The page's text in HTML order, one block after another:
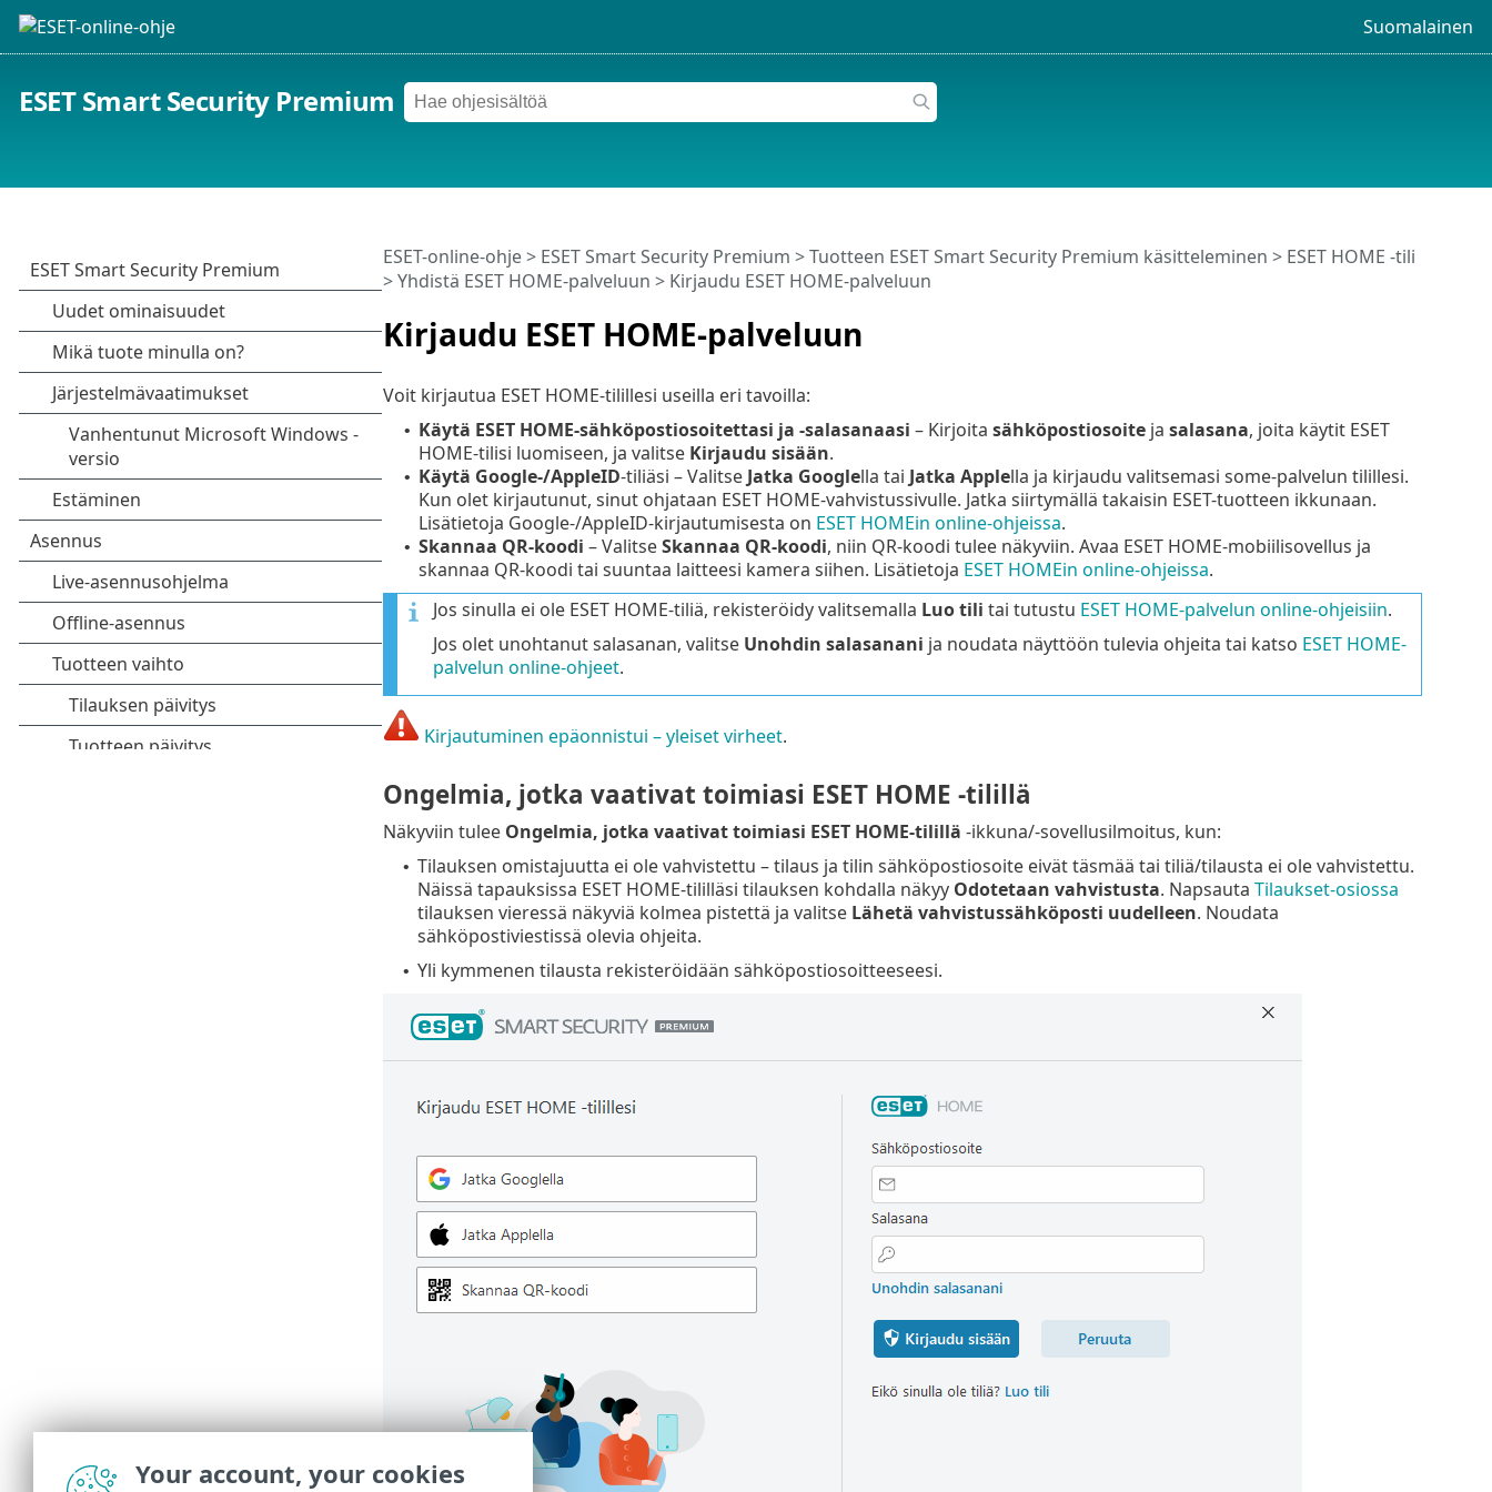
Suomalainen
ESET Smart Security Premium
Kirjaudu ESET HOME-palveluun
ESET-online-ohje> ESET Smart Security Premium >Tuotteen ESET Smart Security Premium käsitteleminen > ESET HOME -tili
>Yhdistä ESET HOME-palveluun > Kirjaudu ESET HOME-palveluun
Voit kirjautua ESET HOME-tilillesi useilla eri tavoilla:
• Käytä ESET HOME-sähköpostiosoitettasi ja -salasanaasi – Kirjoita sähköpostiosoiteja salasana, joita käytit ESET
HOME-tilisi luomiseen, ja valitse Kirjaudu sisään.
• Käytä Google-/AppleID-tiliäsi – Valitse Jatka Googlella tai Jatka Applella ja kirjaudu valitsemasi some-palvelun tilillesi.
Kun olet kirjautunut, sinut ohjataan ESET HOME-vahvistussivulle. Jatka siirtymällä takaisin ESET-tuotteen ikkunaan.
Lisätietoja Google-/AppleID-kirjautumisesta on ESET HOMEin online-ohjeissa.
• Skannaa QR-koodi – ValitseSkannaa QR-koodi, niin QR-koodi tulee näkyviin. Avaa ESET HOME-mobiilisovellus ja
skannaa QR-koodi tai suuntaa laitteesi kamera siihen. Lisätietoja ESET HOMEin online-ohjeissa.
Jos sinulla ei ole ESET HOME-tiliä, rekisteröidy valitsemalla Luo tili tai tutustu ESET HOME-palvelun online-ohjeisiin.
Jos olet unohtanut salasanan, valitse Unohdin salasanani ja noudata näyttöön tulevia ohjeita tai katso ESET HOME-
palvelun online-ohjeet.
Kirjautuminen epäonnistui – yleiset virheet.
Ongelmia, jotka vaativat toimiasi ESET HOME -tilillä
Näkyviin tulee Ongelmia, jotka vaativat toimiasi ESET HOME-tilillä -ikkuna/-sovellusilmoitus, kun:
• Tilauksen omistajuutta ei ole vahvistettu – tilaus ja tilin sähköpostiosoite eivät täsmää tai tiliä/tilausta ei ole vahvistettu.
Näissä tapauksissa ESET HOME-tililläsi tilauksen kohdalla näkyy Odotetaan vahvistusta. Napsauta Tilaukset-osiossa
tilauksen vieressä näkyviä kolmea pistettä ja valitse Lähetä vahvistussähköposti uudelleen. Noudata
sähköpostiviestissä olevia ohjeita.
• Yli kymmenen tilausta rekisteröidään sähköpostiosoitteeseesi.
Your account, your cookies